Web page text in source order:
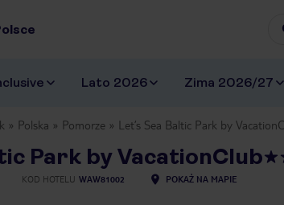
Lato 2026 Zima 2026/27
Polska Pomorze Let’s Sea Baltic Park by
Park by VacationClub
KOD HOTELU WAW81002 POKAŻ NA MAPIE